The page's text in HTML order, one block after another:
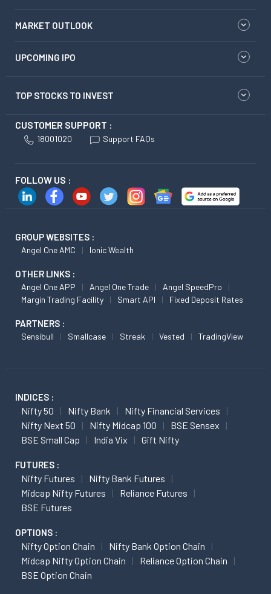
MARKET OUTLOOK
UPCOMING IPO
TOP STOCKS TO INVEST
CUSTOMER SUPPORT :
18001020 Support FAQs
FOLLOW US :
GROUP WEBSITES :
Angel One AMC Ionic Wealth
OTHER LINKS :
Angel One APP Angel One Trade
Angel SpeedPro
Margin Trading Facility
Smart API Fixed Deposit Rates
PARTNERS :
Sensibull Smallcase Streak Vested TradingView
INDICES :
Nifty 50 Nifty Bank
Nifty Financial Services
Nifty Next 50
Nifty Midcap 100
BSE Sensex
BSE Small Cap
India Vix Gift Nifty
FUTURES :
Nifty Futures
Nifty Bank Futures
Midcap Nifty Futures
Reliance Futures
BSE Futures
OPTIONS :
Nifty Option Chain
Nifty Bank Option Chain
Midcap Nifty Option Chain
Reliance Option Chain
BSE Option Chain